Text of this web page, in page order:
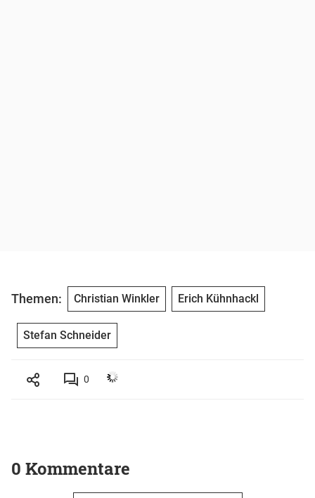
Themen: Christian Winkler Erich Kühnhackl
Stefan Schneider
0
0 Kommentare